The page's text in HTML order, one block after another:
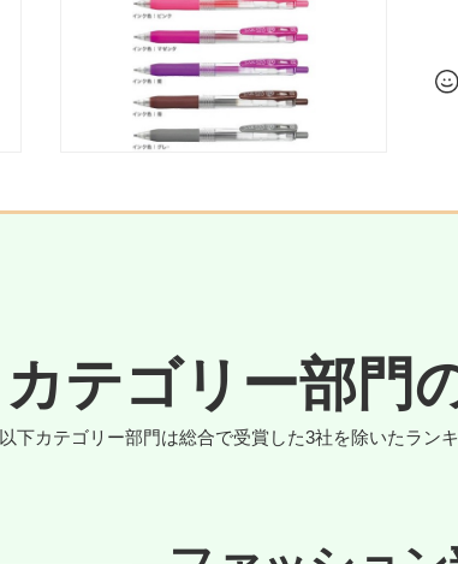
カテゴリー部門
以下カテゴリー部門は総合で受賞した3社を除いたラン